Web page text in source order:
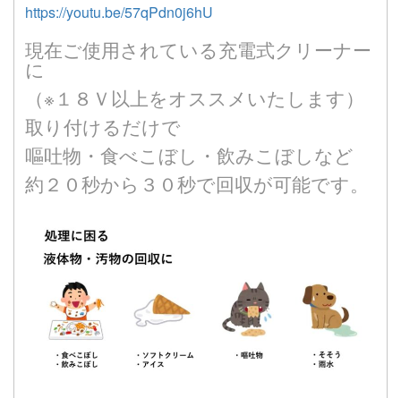
https://youtu.be/57qPdn0j6hU
現在ご使用されている充電式クリーナー
に
（※１８Ｖ以上をオススメいたします）
取り付けるだけで
嘔吐物・食べこぼし・飲みこぼしなど
約２０秒から３０秒で回収が可能です。